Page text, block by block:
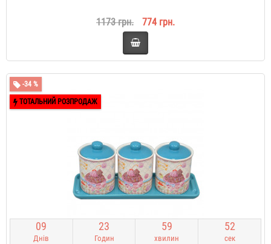
1173 грн. 774 грн.
-34 %
ТОТАЛЬНИЙ РОЗПРОДАЖ
09
Днів
23
Годин
59
хвилин
52
сек